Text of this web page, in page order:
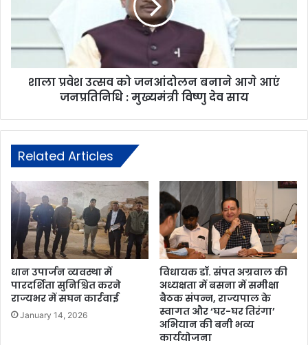
शाला प्रवेश उत्सव को जनआंदोलन बनाने आगे आएं
जनप्रतिनिधि : मुख्यमंत्री विष्णु देव साय
Related Articles
धान उपार्जन व्यवस्था में
पारदर्शिता सुनिश्चित करने
राज्यभर में सघन कार्रवाई
January 14, 2026
विधायक डॉ. संपत अग्रवाल की
अध्यक्षता में बसना में समीक्षा
बैठक संपन्न, राज्यपाल के
स्वागत और ‘घर-घर तिरंगा’
अभियान की बनी भव्य
कार्ययोजना